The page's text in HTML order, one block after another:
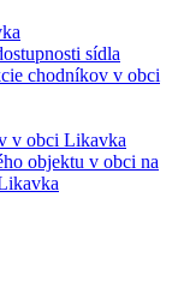
sídla
chodníkov v obci
v obci Likavka
objektu v obci na